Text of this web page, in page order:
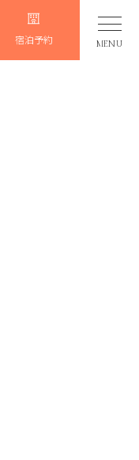
宿泊予約 MENU